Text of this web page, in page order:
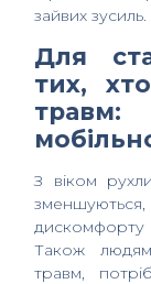
зайвих зусиль.
Для
тих,
З віком
дискомфорту
Також
травм,